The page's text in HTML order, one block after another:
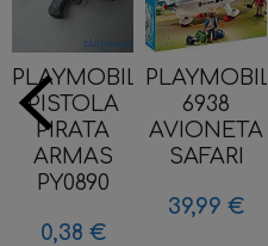
PLAYMOBIL
PISTOLA
PIRATA
ARMAS
PY0890
0,38 €
PLAYMOBIL
6938
AVIONETA
SAFARI
39,99 €